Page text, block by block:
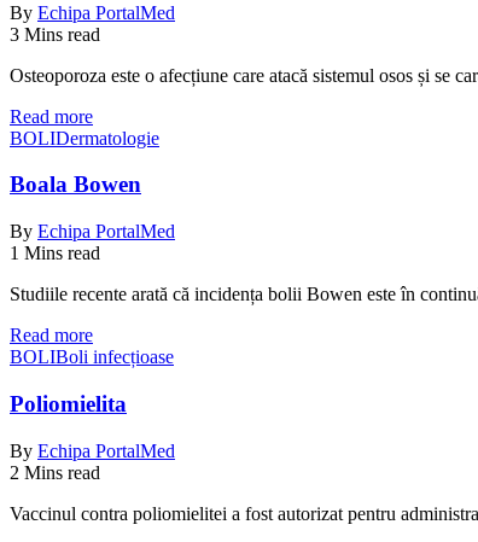
By Echipa PortalMed
3 Mins read
Osteoporoza este o afecțiune care atacă sistemul osos și se
Read more
BOLIDermatologie
Boala Bowen
By Echipa PortalMed
1 Mins read
Studiile recente arată că incidența bolii Bowen este în
Read more
BOLIBoli infecțioase
Poliomielita
By Echipa PortalMed
2 Mins read
Vaccinul contra poliomielitei a fost autorizat pentru